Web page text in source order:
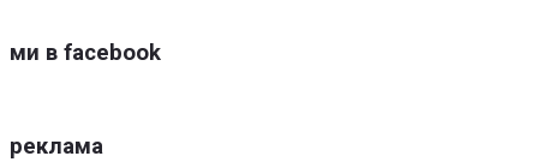
ми в facebook
реклама